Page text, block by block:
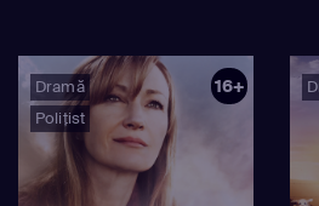
Dramă
Polițist
16+